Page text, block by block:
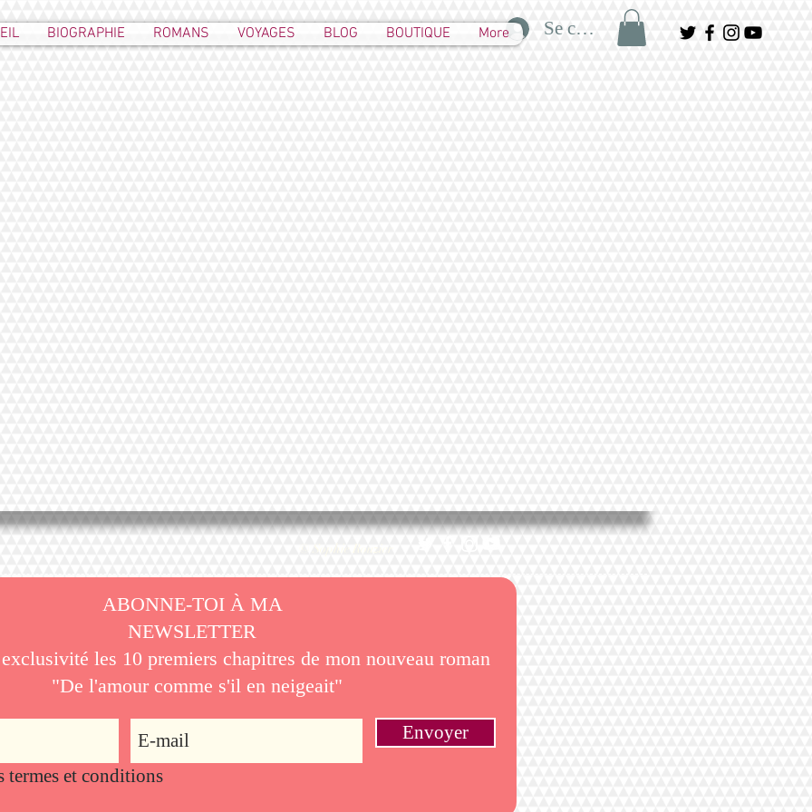
BIOGRAPHIE ROMANS VOYAGES BLOG BOUTIQUE More Se connecter
ABONNE-TOI À MA
NEWSLETTER
les 10 premiers chapitres de mon nouveau roman
"De l'amour comme s'il en neigeait"
Envoyer
termes et conditions